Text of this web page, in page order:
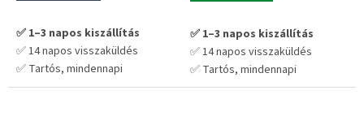
✅ 1–3 napos kiszállítás
✅ 14 napos visszaküldés
✅ Tartós, mindennapi
használatra tervezve
✅ 1–3 napos kiszállítás
✅ 14 napos visszaküldés
✅ Tartós, mindennapi
használatra tervezve